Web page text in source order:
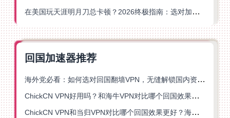
在美国玩天涯明月刀总卡顿？2026终极指南：选对加速器让你丝滑连招
回国加速器推荐
海外党必看：如何选对回国翻墙VPN，无缝解锁国内资源？
ChickCN VPN好用吗？和海牛VPN对比哪个回国效果更好？
ChickCN VPN和当归VPN对比哪个回国效果更好？海外党亲测后选了它